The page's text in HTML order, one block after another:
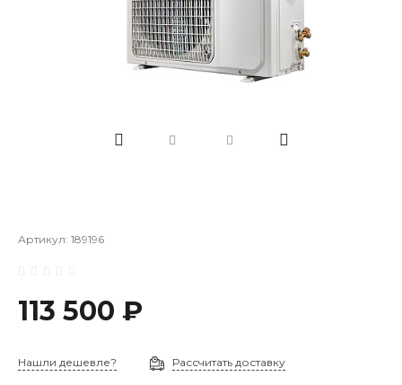
Артикул: 189196
113 500 ₽
Нашли дешевле? Рассчитать доставку